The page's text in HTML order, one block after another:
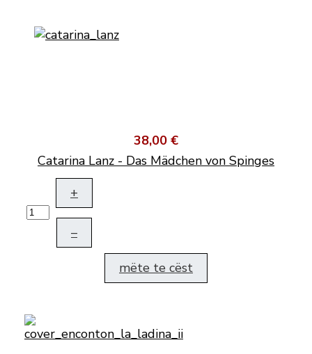
38,00 €
Catarina Lanz - Das Mädchen von Spinges
+
–
mëte te cëst